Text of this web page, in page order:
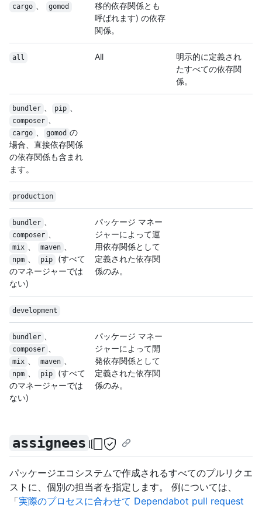
cargo gomod
移的依存関係とも
呼ばれます) の依存
関係。
all All
明示的に定義され
たすべての依存関
係。
bundler pip
composer
cargo gomod の
場合、直接依存関係
の依存関係も含まれ
ます。
production
bundler
composer
mix maven
npm pip
(すべて
のマネージャーでは
ない)
パッケージ マネー
ジャーによって運
用依存関係として
定義された依存関
係のみ。
development
bundler
composer
mix maven
npm pip
(すべて
のマネージャーでは
ない)
パッケージ マネー
ジャーによって開
発依存関係として
定義された依存関
係のみ。
assignees
パッケージエコシステムで作成されるすべてのプルリクエ
ストに、個別の担当者を指定します。 例については、
「実際のプロセスに合わせて Dependabot pull request